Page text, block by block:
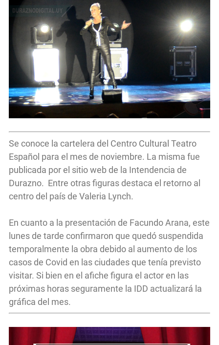
Se conoce la cartelera del Centro Cultural Teatro
Español para el mes de noviembre. La misma fue
publicada por el sitio web de la Intendencia de
Durazno. Entre otras figuras destaca el retorno al
centro del país de Valeria Lynch.
En cuanto a la presentación de Facundo Arana, este
lunes de tarde confirmaron que quedó suspendida
temporalmente la obra debido al aumento de los
casos de Covid en las ciudades que tenía previsto
visitar. Si bien en el afiche figura el actor en las
próximas horas seguramente la IDD actualizará la
gráfica del mes.